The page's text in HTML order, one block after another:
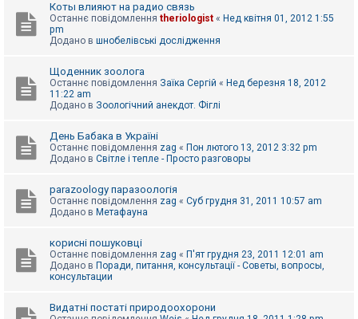
Коты влияют на радио связь
Останнє повідомлення theriologist « Нед квітня 01, 2012 1:55
pm
Додано в шнобелівські дослідження
Щоденник зоолога
Останнє повідомлення Заїка Сергій « Нед березня 18, 2012
11:22 am
Додано в Зоологічний анекдот. Фіглі
День Бабака в Україні
Останнє повідомлення zag « Пон лютого 13, 2012 3:32 pm
Додано в Світле і тепле - Просто разговоры
parazoology паразоологія
Останнє повідомлення zag « Суб грудня 31, 2011 10:57 am
Додано в Метафауна
корисні пошуковці
Останнє повідомлення zag « П'ят грудня 23, 2011 12:01 am
Додано в Поради, питання, консультації - Советы, вопросы,
консультации
Видатні постаті природоохорони